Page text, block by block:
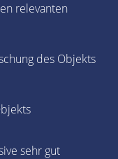
relevanten
des Objekts
sehr gut